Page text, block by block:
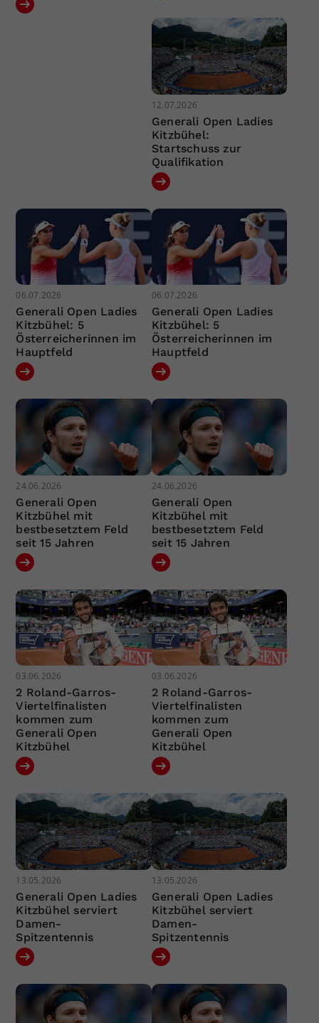
12.07.2026
Generali Open Ladies
Kitzbühel:
Startschuss zur
Qualifikation
06.07.2026
Generali Open Ladies
Kitzbühel: 5
Österreicherinnen im
Hauptfeld
06.07.2026
Generali Open Ladies
Kitzbühel: 5
Österreicherinnen im
Hauptfeld
24.06.2026
Generali Open
Kitzbühel mit
bestbesetztem Feld
seit 15 Jahren
24.06.2026
Generali Open
Kitzbühel mit
bestbesetztem Feld
seit 15 Jahren
03.06.2026
2 Roland-Garros-
Viertelfinalisten
kommen zum
Generali Open
Kitzbühel
03.06.2026
2 Roland-Garros-
Viertelfinalisten
kommen zum
Generali Open
Kitzbühel
13.05.2026
Generali Open Ladies
Kitzbühel serviert
Damen-
Spitzentennis
13.05.2026
Generali Open Ladies
Kitzbühel serviert
Damen-
Spitzentennis